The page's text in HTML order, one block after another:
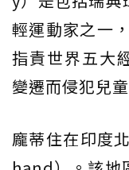
輕運動家之一
指責世界五大
變遷而侵犯兒
龐蒂住在印度